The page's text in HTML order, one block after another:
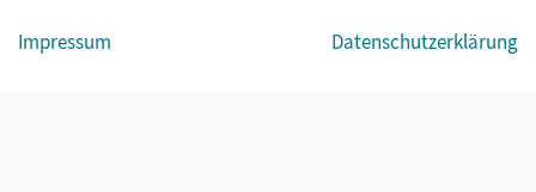
© Cornelsen Verlag 2026
Impressum Datenschutzerklärung